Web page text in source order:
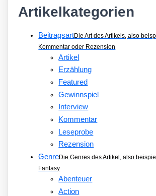
Artikelkategorien
BeitragsartDie Art des Artikels, also
Kommentar oder Rezension
Artikel
Erzählung
Featured
Gewinnspiel
Interview
Kommentar
Leseprobe
Rezension
GenreDie Genres des Artikel, also
Fantasy
Abenteuer
Action